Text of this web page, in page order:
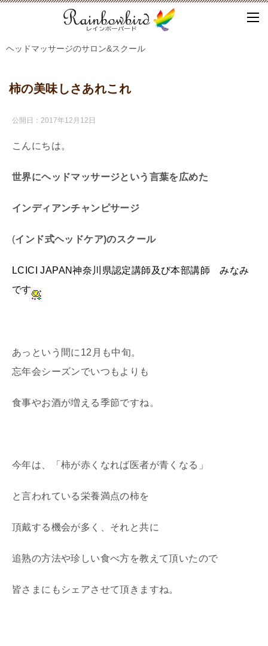
ヘッドマッサージのサロン&スクール
柿の美味しさあれこれ
公開日： 2017年12月12日
こんにちは。
世界にヘッドマッサージという言葉を広めた
インディアンチャンピサージ
(インド式ヘッドケア)のスクール
LCICI JAPAN神奈川県認定講師及び本部講師 みなみ
です
あっという間に12月も中旬。
忘年会シーズンでいつもよりも
食事やお酒が増える季節ですね。
今年は、「柿が赤くなれば医者が青くなる」
と言われている栄養満点の柿を
頂戴する機会が多く、それと共に
追熟の方法や珍しい食べ方を教えて頂いたので
皆さまにもシェアさせて頂きますね。